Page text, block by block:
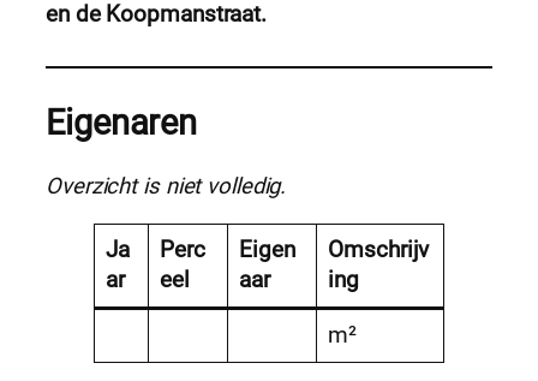
en de Koopmanstraat.
Eigenaren
Overzicht is niet volledig.
Ja
ar
Perc
eel
Eigen
aar
Omschrijv
ing
m²